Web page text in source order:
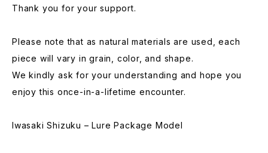
Thank you for your support.
Please note that as natural materials are used, each
piece will vary in grain, color, and shape.
We kindly ask for your understanding and hope you
enjoy this once-in-a-lifetime encounter.
Iwasaki Shizuku – Lure Package Model